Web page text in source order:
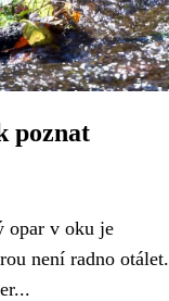
poznat
opar v oku je
není radno otálet.